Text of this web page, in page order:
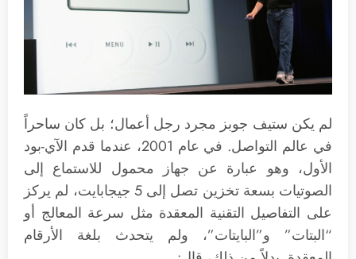
لم يكن ستيف جوبز مجرد رجل أعمال؛ بل كان ساحراً
في عالم التواصل. في عام 2001، عندما قدم الآي-بود
الأول، وهو عبارة عن جهاز محمول للاستماع إلى
الصوتيات بسعة تخزين تصل إلى 5 جيجابايت، لم يركز
على التفاصيل التقنية المعقدة مثل سرعة المعالج أو
“البتات” و”البايتات”، ولم يتحدث بلغة الأرقام